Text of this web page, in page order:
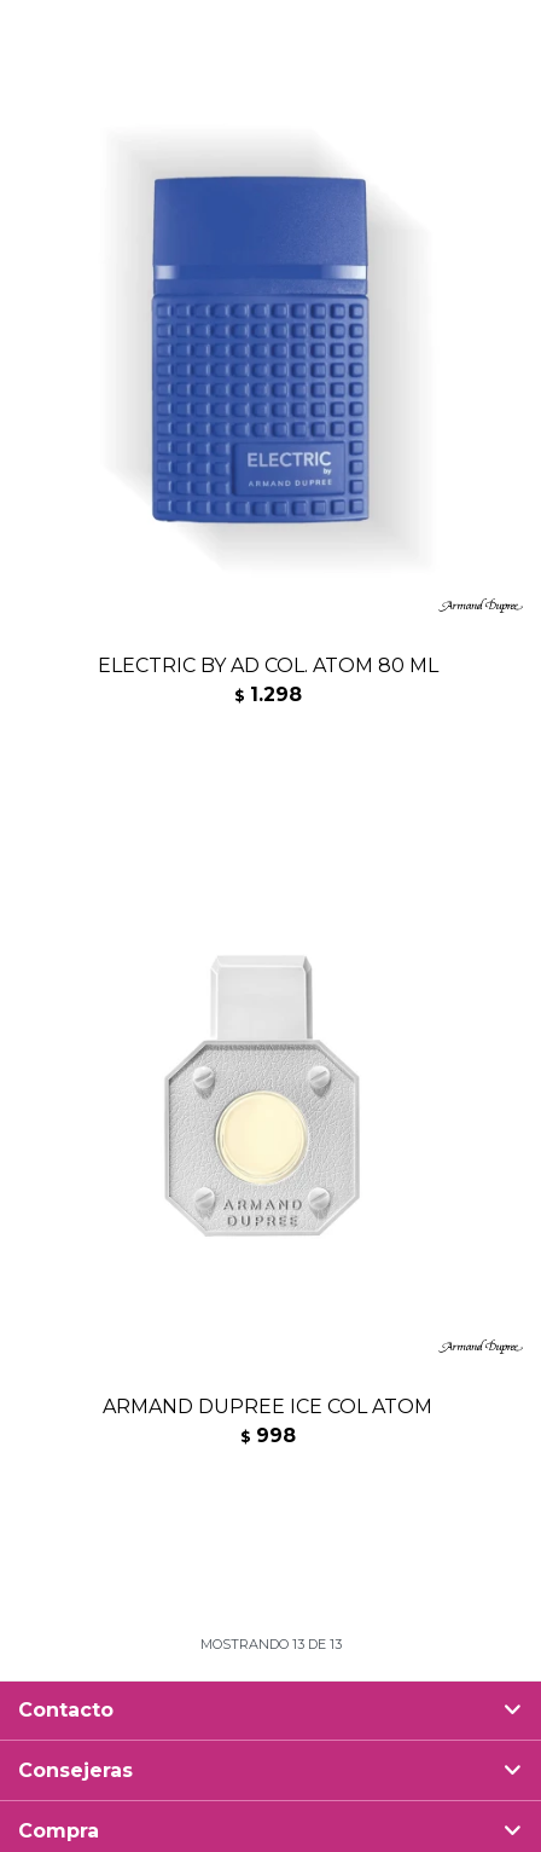
ELECTRIC BY AD COL. ATOM 80 ML
$ 1.298
ARMAND DUPREE ICE COL ATOM
$ 998
MOSTRANDO 13DE 13
Contacto
Consejeras
Compra